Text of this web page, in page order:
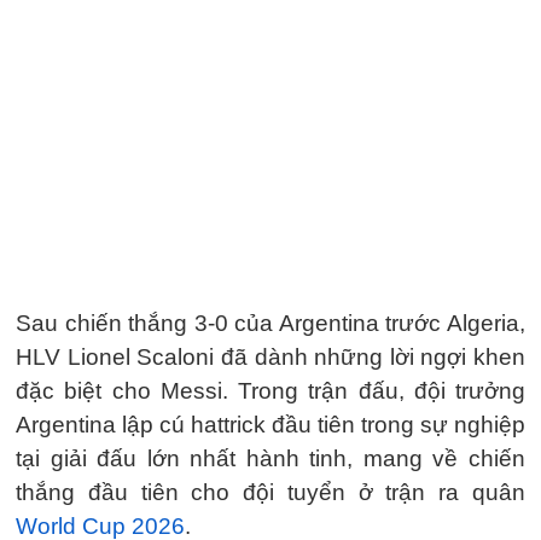
Sau chiến thắng 3-0 của Argentina trước Algeria,
HLV Lionel Scaloni đã dành những lời ngợi khen
đặc biệt cho Messi. Trong trận đấu, đội trưởng
Argentina lập cú hattrick đầu tiên trong sự nghiệp
tại giải đấu lớn nhất hành tinh, mang về chiến
thắng đầu tiên cho đội tuyển ở trận ra quân
World Cup 2026.